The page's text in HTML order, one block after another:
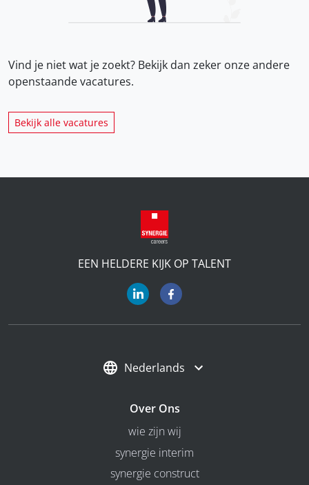
Vind je niet wat je zoekt? Bekijk dan zeker onzeandere
openstaande vacatures.
Bekijk alle vacatures
EEN HELDERE KIJK OP TALENT
Nederlands
Over Ons
wie zijn wij
synergie interim
synergie construct